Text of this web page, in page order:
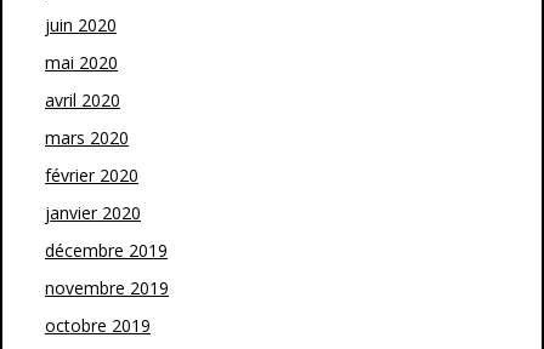
juin 2020
mai 2020
avril 2020
mars 2020
février 2020
janvier 2020
décembre 2019
novembre 2019
octobre 2019